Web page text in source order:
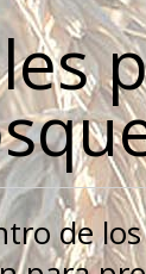
de